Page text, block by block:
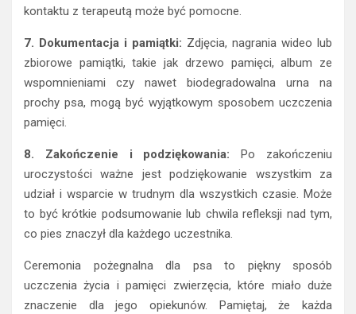
kontaktu z terapeutą może być pomocne.
7. Dokumentacja i pamiątki: Zdjęcia, nagrania wideo lub
zbiorowe pamiątki, takie jak drzewo pamięci, album ze
wspomnieniami czy nawet biodegradowalna urna na
prochy psa, mogą być wyjątkowym sposobem uczczenia
pamięci.
8. Zakończenie i podziękowania: Po zakończeniu
uroczystości ważne jest podziękowanie wszystkim za
udział i wsparcie w trudnym dla wszystkich czasie. Może
to być krótkie podsumowanie lub chwila refleksji nad tym,
co pies znaczył dla każdego uczestnika.
Ceremonia pożegnalna dla psa to piękny sposób
uczczenia życia i pamięci zwierzęcia, które miało duże
znaczenie dla jego opiekunów. Pamiętaj, że każda